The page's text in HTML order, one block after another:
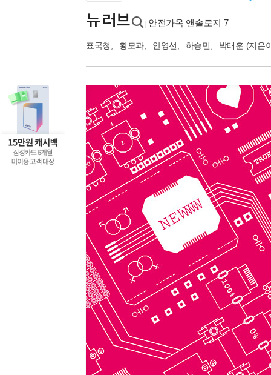
뉴 러브 안전가옥 앤솔로지 7
표국청 황모과 안영선 하승민 박태훈 (지은